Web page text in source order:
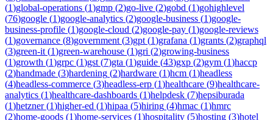
(1)global-operations (1)gmp (2)go-live (2)gobd (1)gohighlevel
(76)google (1)google-analytics (2)google-business (1)google-
business-profile (1)google-cloud (2)google-pay (1)google-reviews
(1)governance (8)government (3)gpt (1)grafana (1)grants (2)graphql
(3)green-it (1)green-warehouse (1)gri (2)growing-business
(1)growth (1)grpc (1)gst (7)gta (1)guide (43)gxp (2)gym (1)haccp
(2)handmade (3)hardening (2)hardware (1)hcm (1)headless
(4)headless-commerce (3)headless-erp (1)healthcare (9)healthcare-
analytics (1)healthcare-dashboards (1)helpdesk (7)hepsiburada
(1)hetzner(1)higher-ed (1)hipaa (5)hiring (4)hmac (1)hmrc
(2)home-goods (1)home-services (1)hospitality (5)hosting (3)hotel